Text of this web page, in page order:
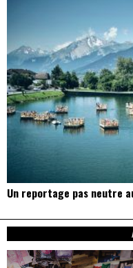
Un reportage pas neutre